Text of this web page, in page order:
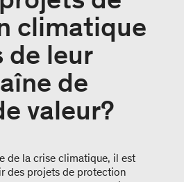
climatique
de leur
de
valeur?
de la crise climatique, il est
des projets de protection